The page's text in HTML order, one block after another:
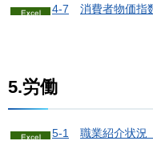
4-7 消費者物価指
5.労働
5-1 職業紹介状況